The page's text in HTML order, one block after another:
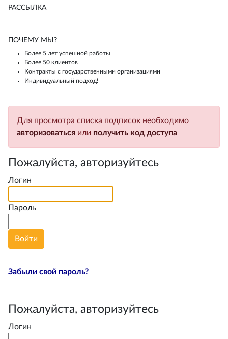
РАССЫЛКА
ПОЧЕМУ МЫ?
Более 5 лет успешной работы
Более 50 клиентов
Контракты с государственными организациями
Индивидуальный подход!
Для просмотра списка подписок необходимо
авторизоваться или получить код доступа
Пожалуйста, авторизуйтесь
Логин
Пароль
Забыли свой пароль?
Пожалуйста, авторизуйтесь
Логин